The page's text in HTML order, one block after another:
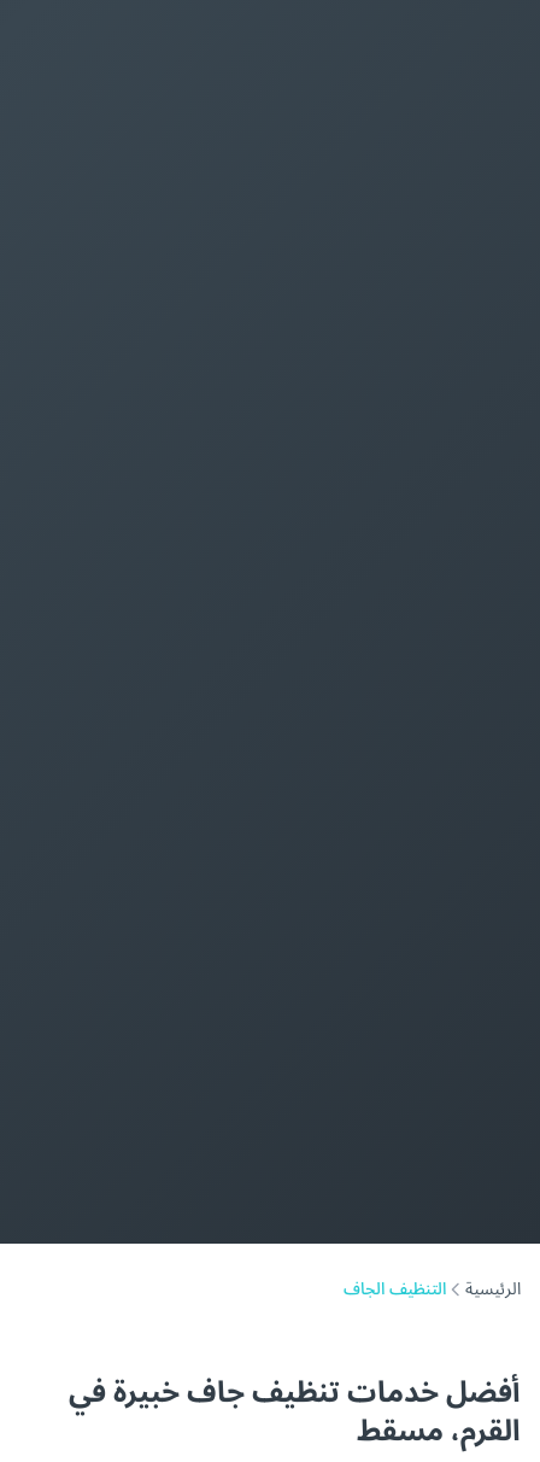
الرئيسية التنظيف الجاف
أفضل خدمات تنظيف جاف خبيرة في
القرم، مسقط